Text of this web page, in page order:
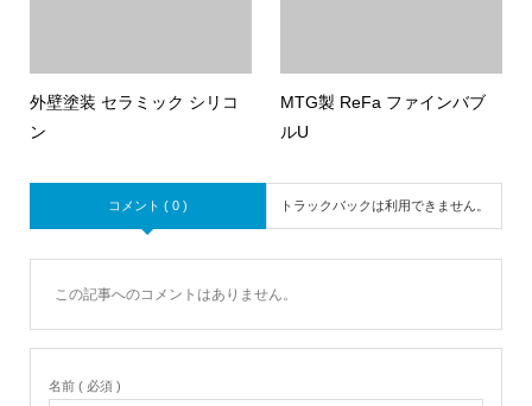
外壁塗装 セラミック シリコ
ン
MTG製 ReFa ファインバブ
ルU
コメント ( 0 ) トラックバックは利用できません。
この記事へのコメントはありません。
名前 ( 必須 )